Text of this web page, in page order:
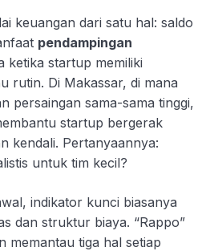
keuangan dari satu hal: saldo
pendampingan
ketika startup memiliki
rutin. Di Makassar, di mana
persaingan sama-sama tinggi,
startup bergerak
kendali. Pertanyaannya:
untuk tim kecil?
indikator kunci biasanya
dan struktur biaya. “Rappo”
memantau tiga hal setiap